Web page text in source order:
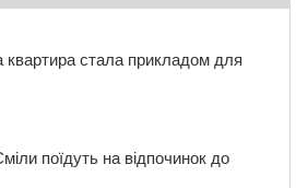
квартира стала прикладом для
поїдуть на відпочинок до